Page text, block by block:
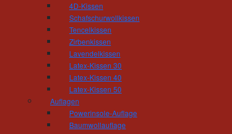
4D-Kissen
Schafschurwollkissen
Tencelkissen
Zirbenkissen
Lavendelkissen
Latex-Kissen 30
Latex-Kissen 40
Latex-Kissen 50
Auflagen
Powerinsole-Auflage
Baumwollauflage
Freitag 06:30 - 14:00 Uhr